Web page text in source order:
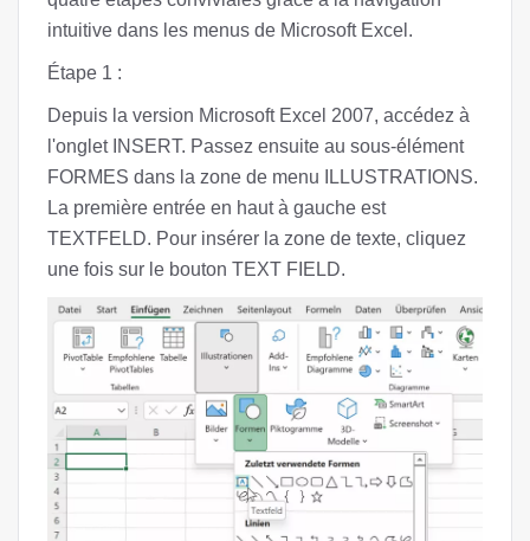
intuitive dans les menus de Microsoft Excel.
Étape 1 :
Depuis la version Microsoft Excel 2007, accédez à
l'onglet INSERT. Passez ensuite au sous-élément
FORMES dans la zone de menu ILLUSTRATIONS.
La première entrée en haut à gauche est
TEXTFELD. Pour insérer la zone de texte, cliquez
une fois sur le bouton TEXT FIELD.